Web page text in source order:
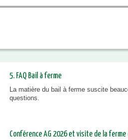
5. FAQ Bail à ferme
La matière du bail à ferme suscite
questions.
Conférence AG 2026 et visite de la ferme